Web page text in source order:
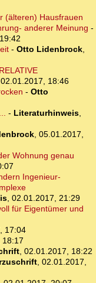
(älteren) Hausfrauen
anderer Meinung -
- Otto Lidenbrock,
02.01.2017, 18:46
- Otto
- Literaturhinweis,
, 05.01.2017,
Wohnung genau
Ingenieur-
, 02.01.2017, 21:29
für Eigentümer und
17:04
18:17
, 02.01.2017, 18:22
, 02.01.2017,